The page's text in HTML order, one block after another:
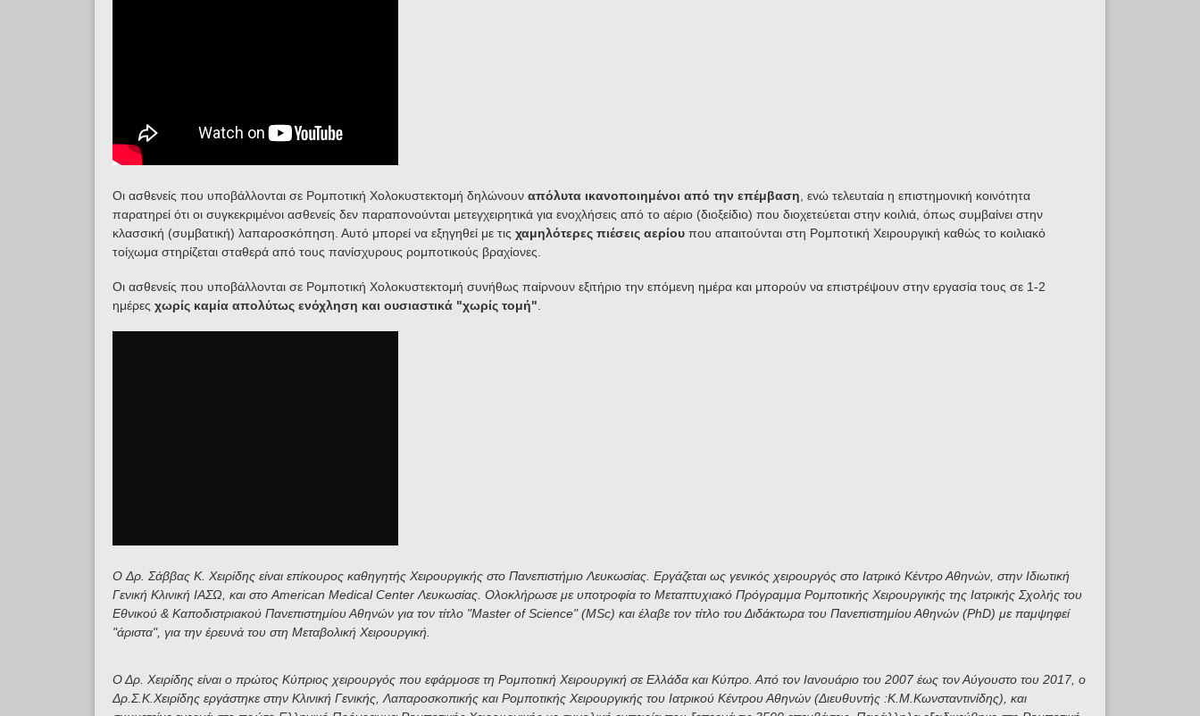
Οι ασθενείς που υποβάλλονται σε Ρομποτική Χολοκυστεκτομή δηλώνουν απόλυτα ικανοποιημένοι από την επέμβαση , ενώ τελευταία η επιστημονική κοινότητα
παρατηρεί ότι οι συγκεκριμένοι ασθενείς δεν παραπονούνται μετεγχειρητικά για ενοχλήσεις από το αέριο (διοξείδιο) που διοχετεύεται στην κοιλιά, όπως συμβαίνει στην
κλασσική (συμβατική) λαπαροσκόπηση. Αυτό μπορεί να εξηγηθεί με τις χαμηλότερες πιέσεις αερίουπου απαιτούνται στη Ρομποτική Χειρουργική καθώς το κοιλιακό
τοίχωμα στηρίζεται σταθερά από τους πανίσχυρους ρομποτικούς βραχίονες.
Οι ασθενείς που υποβάλλονται σε Ρομποτική Χολοκυστεκτομή συνήθως παίρνουν εξιτήριο την επόμενη ημέρα και μπορούν να επιστρέψουν στην εργασία τους σε 1-2
ημέρες χωρίς καμία απολύτως ενόχληση και ουσιαστικά "χωρίς τομή"
O Δρ. Σάββας Κ. Χειρίδης είναι επίκουρος καθηγητής Χειρουργικής στο Πανεπιστήμιο Λευκωσίας. Εργάζεται ως γενικός χειρουργός στο Ιατρικό Κέντρο Αθηνών, στην Ιδιωτική
Γενική Κλινική ΙΑΣΩ, και στο American Medical Center Λευκωσίας. Ολοκλήρωσε με υποτροφία το Μεταπτυχιακό Πρόγραμμα Ρομποτικής Χειρουργικής της Ιατρικής Σχολής του
Εθνικού & Καποδιστριακού Πανεπιστημίου Αθηνών για τον τίτλο "Master of Science" (MSc) και έλαβε τον τίτλο του Διδάκτωρα του Πανεπιστημίου Αθηνών (PhD) με παμψηφεί
"άριστα", για την έρευνά του στη Μεταβολική Χειρουργική.
Ο Δρ. Χειρίδης είναι ο πρώτος Κύπριος χειρουργός που εφάρμοσε τη Ρομποτική Χειρουργική σε Ελλάδα και Κύπρο. Από τον Ιανουάριο του 2007 έως τον Αύγουστο του 2017, ο
Δρ.Σ.Κ.Χειρίδης εργάστηκε στην Κλινική Γενικής, Λαπαροσκοπικής και Ρομποτικής Χειρουργικής του Ιατρικού Κέντρου Αθηνών (Διευθυντής :Κ.Μ.Κωνσταντινίδης), και